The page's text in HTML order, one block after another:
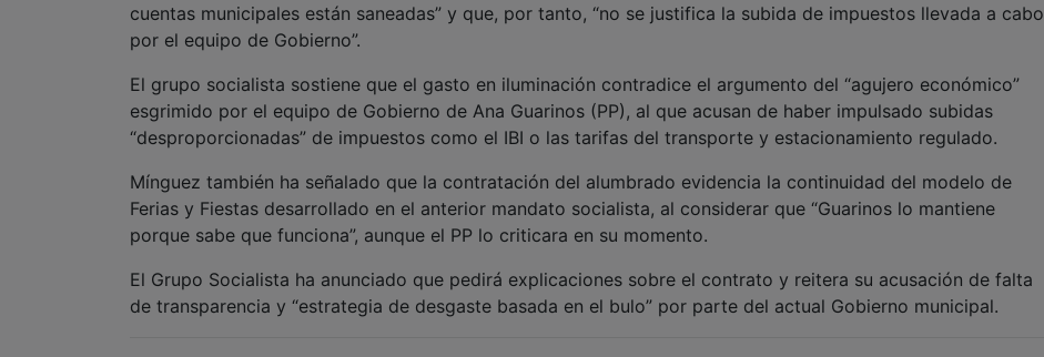
cuentas municipales están saneadas” y que, por tanto, “no se justifica la subida de impuestos llevada a cabo
por el equipo de Gobierno”.
El grupo socialista sostiene que el gasto en iluminación contradice el argumento del “agujero económico”
esgrimido por el equipo de Gobierno de Ana Guarinos (PP), al que acusan de haber impulsado subidas
“desproporcionadas” de impuestos como el IBI o las tarifas del transporte y estacionamiento regulado.
Mínguez también ha señalado que la contratación del alumbrado evidencia la continuidad del modelo de
Ferias y Fiestas desarrollado en el anterior mandato socialista, al considerar que “Guarinos lo mantiene
porque sabe que funciona”, aunque el PP lo criticara en su momento.
El Grupo Socialista ha anunciado que pedirá explicaciones sobre el contrato y reitera su acusación de falta
de transparencia y “estrategia de desgaste basada en el bulo” por parte del actual Gobierno municipal.